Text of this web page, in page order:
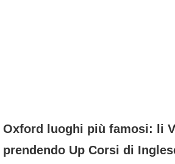
Oxford luoghi più famosi: li
prendendo Up Corsi di